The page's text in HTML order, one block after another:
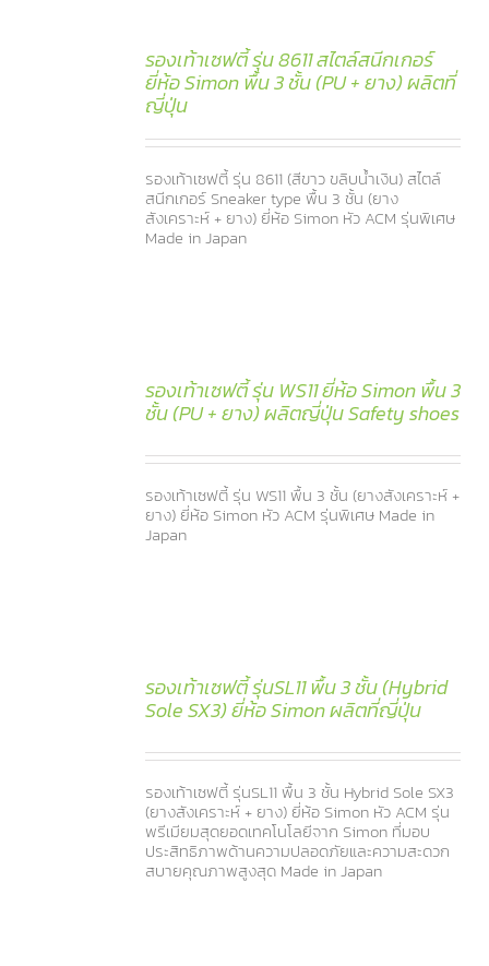
รองเท้าเซฟตี้ รุ่น 8611 สไตล์สนีกเกอร์
ยี่ห้อ Simon พื้น 3 ชั้น (PU + ยาง) ผลิตที่
ญี่ปุ่น
รองเท้าเซฟตี้ รุ่น 8611 (สีขาว ขลิบน้ำเงิน) สไตล์
สนีกเกอร์ Sneaker type พื้น 3 ชั้น (ยาง
สังเคราะห์ + ยาง) ยี่ห้อ Simon หัว ACM รุ่นพิเศษ
Made in Japan
รองเท้าเซฟตี้ รุ่น WS11 ยี่ห้อ Simon พื้น 3
ชั้น (PU + ยาง) ผลิตญี่ปุ่น Safety shoes
รองเท้าเซฟตี้ รุ่น WS11 พื้น 3 ชั้น (ยางสังเคราะห์ +
ยาง) ยี่ห้อ Simon หัว ACM รุ่นพิเศษ Made in
Japan
รองเท้าเซฟตี้ รุ่นSL11 พื้น 3 ชั้น (Hybrid
Sole SX3) ยี่ห้อ Simon ผลิตที่ญี่ปุ่น
รองเท้าเซฟตี้ รุ่นSL11 พื้น 3 ชั้น Hybrid Sole SX3
(ยางสังเคราะห์ + ยาง) ยี่ห้อ Simon หัว ACM รุ่น
พรีเมียมสุดยอดเทคโนโลยีจาก Simon ที่มอบ
ประสิทธิภาพด้านความปลอดภัยและความสะดวก
สบายคุณภาพสูงสุด Made in Japan